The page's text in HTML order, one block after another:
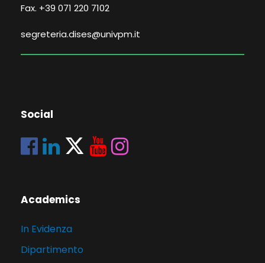
Fax. +39 071 220 7102
segreteria.dises@univpm.it
Social
Academics
In Evidenza
Dipartimento